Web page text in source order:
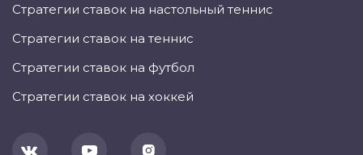
Стратегии ставок на настольный теннис
Стратегии ставок на теннис
Стратегии ставок на футбол
Стратегии ставок на хоккей